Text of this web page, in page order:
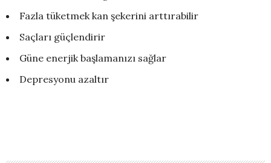
Fazla tüketmek kan şekerini arttırabilir
Saçları güçlendirir
Güne enerjik başlamanızı sağlar
Depresyonu azaltır